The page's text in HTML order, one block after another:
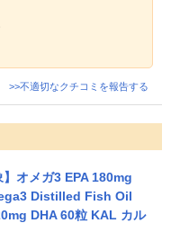
>>不適切なクチコミを報告する
】オメガ3 EPA 180mg
Distilled Fish Oil
DHA 60粒 KAL カル